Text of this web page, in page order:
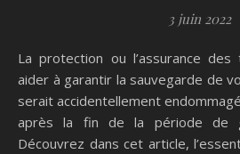
3 juin 2022
La protection ou l’assurance des téléphones peut vous
aider à garantir la sauvegarde de
serait accidentellement
après la fin de la période de
Découvrez dans cet article,